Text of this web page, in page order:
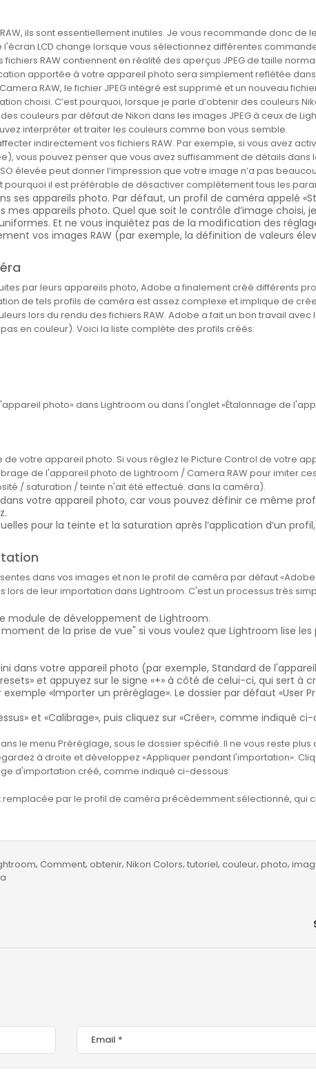
ils sont essentiellement inutiles. Je vous recommande donc de
LCD change lorsque vous sélectionnez différentes
RAW contiennent en réalité des aperçus JPEG de taille
apportée à votre appareil photo sera simplement reflétée
RAW, le fichier JPEG intégré est supprimé et un nouveau
choisi. C’est pourquoi, lorsque je parle d’obtenir des couleurs
couleurs par défaut de Nikon dans les images JPEG à ceux de
interpréter et traiter les couleurs comme bon vous semble.
indirectement vos fichiers RAW. Par exemple, si vous avez
vous pouvez penser que vous avez suffisamment de détails
élevée peut donner l’impression que votre image n’a pas
pourquoi il est préférable de désactiver complètement tous les
ses appareils photo. Par défaut, un profil de caméra appelé
appareils photo. Quel que soit le contrôle d’image choisi,
Et ne vous inquiétez pas de la modification des
vos images RAW (par exemple, la définition de valeurs
par leurs appareils photo, Adobe a finalement créé différents
de tels profils de caméra est assez complexe et implique de
lors du rendu des fichiers RAW. Adobe a fait un bon travail
en couleur). Voici la liste complète des profils créés:
photo» dans Lightroom ou dans l'onglet «Étalonnage de
votre appareil photo. Si vous réglez le Picture Control de votre
de l'appareil photo de Lightroom / Camera RAW pour imiter
/ saturation / teinte n'ait été effectué. dans la caméra).
votre appareil photo, car vous pouvez définir ce même
pour la teinte et la saturation après l’application d’un
dans vos images et non le profil de caméra par défaut
de leur importation dans Lightroom. C'est un processus très
module de développement de Lightroom.
de la prise de vue" si vous voulez que Lightroom lise
dans votre appareil photo (par exemple, Standard de
et appuyez sur le signe «+» à côté de celui-ci, qui sert à
«Importer un préréglage». Le dossier par défaut «User
et «Calibrage», puis cliquez sur «Créer», comme indiqué ci-
le menu Préréglage, sous le dossier spécifié. Il ne vous reste
à droite et développez «Appliquer pendant l'importation».
d'importation créé, comme indiqué ci-dessous:
par le profil de caméra précédemment sélectionné, qui
Comment obtenir Nikon Colors tutoriel couleur photo